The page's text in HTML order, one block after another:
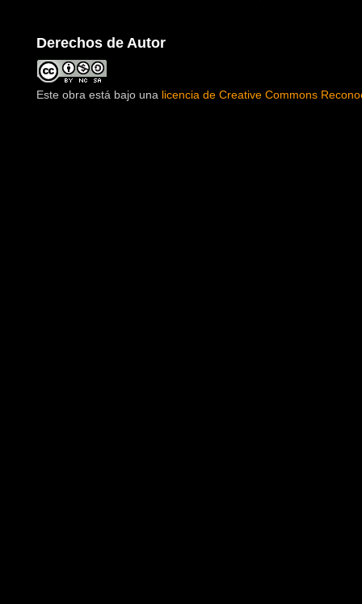
Derechos de Autor
Este obra está bajo una licencia de Creative Commons